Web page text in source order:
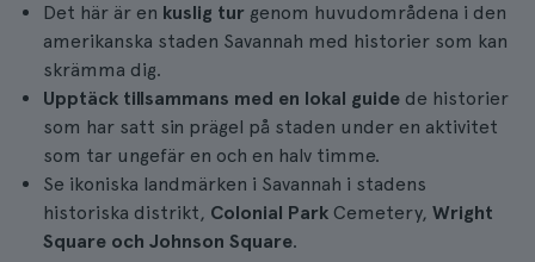
Det här är en kuslig tur genom huvudområdena i den
amerikanska staden Savannah med historier som kan
skrämma dig.
Upptäck tillsammans med en lokal guide de historier
som har satt sin prägel på staden under en aktivitet
som tar ungefär en och en halv timme.
Se ikoniska landmärken i Savannah i stadens
historiska distrikt, Colonial Park Cemetery, Wright
Square och Johnson Square.